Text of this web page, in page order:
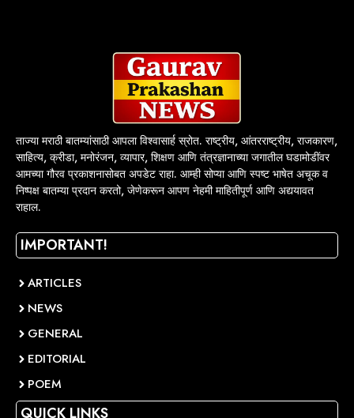
ताज्या मराठी बातम्यांसाठी आपला विश्वासार्ह स्रोत. राष्ट्रीय, आंतरराष्ट्रीय, राजकारण,
साहित्य, क्रीडा, मनोरंजन, व्यापार, शिक्षण आणि तंत्रज्ञानाच्या जगातील घडामोडींवर
आमच्या गौरव प्रकाशनासोबत अपडेट राहा. आम्ही सोप्या आणि स्पष्ट भाषेत अचूक व
निष्पक्ष बातम्या प्रदान करतो, जेणेकरून आपण नेहमी माहितीपूर्ण आणि अद्ययावत
राहाल.
IMPORTANT!
ARTICLES
NEWS
GENERAL
EDITORIAL
POEM
QUICK LINKS